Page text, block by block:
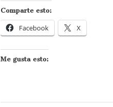
Comparte esto:
Facebook X
Me gusta esto: